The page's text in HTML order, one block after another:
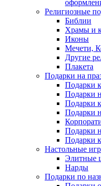
Религиозные
Библии
Храмы и
Иконы
Мечети,
Другие
Плакета
Подарки на
Подарки
Подарки
Подарки
Подарки
Подарки
Подарки
Настольные
Элитные
Нарды
Подарки по